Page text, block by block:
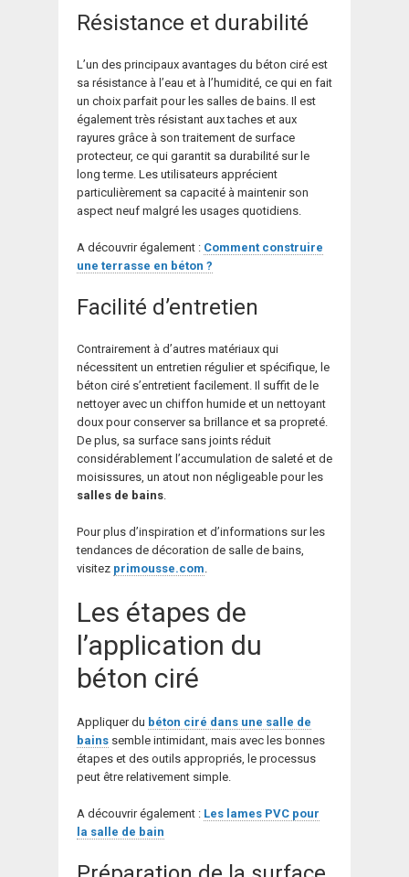
Résistance et durabilité
L’un des principaux avantages du béton ciré est
sa résistance à l’eau et à l’humidité, ce qui en fait
un choix parfait pour les salles de bains. Il est
également très résistant aux taches et aux
rayures grâce à son traitement de surface
protecteur, ce qui garantit sa durabilité sur le
long terme. Les utilisateurs apprécient
particulièrement sa capacité à maintenir son
aspect neuf malgré les usages quotidiens.
A découvrir également : Comment construire
une terrasse en béton ?
Facilité d’entretien
Contrairement à d’autres matériaux qui
nécessitent un entretien régulier et spécifique, le
béton ciré s’entretient facilement. Il suffit de le
nettoyer avec un chiffon humide et un nettoyant
doux pour conserver sa brillance et sa propreté.
De plus, sa surface sans joints réduit
considérablement l’accumulation de saleté et de
moisissures, un atout non négligeable pour les
salles de bains
Pour plus d’inspiration et d’informations sur les
tendances de décoration de salle de bains,
visitez primousse.com
Les étapes de
l’application du
béton ciré
Appliquer du béton ciré dans une salle de
bains semble intimidant, mais avec les bonnes
étapes et des outils appropriés, le processus
peut être relativement simple.
A découvrir également : Les lames PVC pour
la salle de bain